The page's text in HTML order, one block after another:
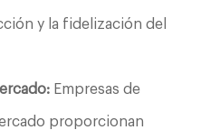
y la fidelización del
Empresas de
proporcionan